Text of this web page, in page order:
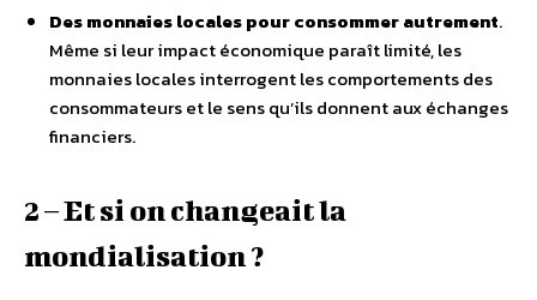
Des monnaies locales pour consommer autrement.
Même si leur impact économique paraît limité, les
monnaies locales interrogent les comportements des
consommateurs et le sens qu’ils donnent aux échanges
financiers.
2 – Et si on changeait la
mondialisation ?